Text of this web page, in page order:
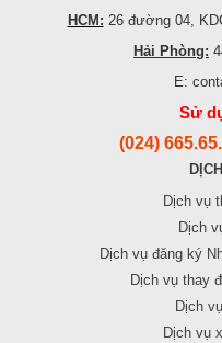
HCM: 26 đường 04,
Hải Phòng:
E:
Sử
(024)
Dịch vụ
Dịch
Dịch vụ đăng ký
Dịch vụ thay
Dịch
Dịch vụ